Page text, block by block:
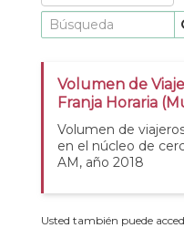
Volumen de
Franja Horaria
Volumen de
en el núcleo de
AM, año 2018
Usted también puede